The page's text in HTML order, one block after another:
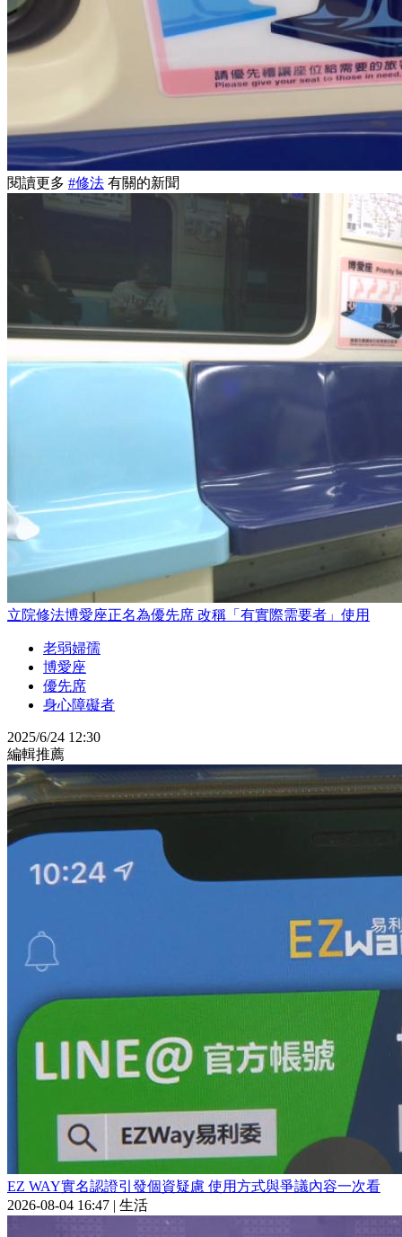
閱讀更多 #修法 有關的新聞
立院修法博愛座正名為優先席 改稱「有實際需要者」使用
老弱婦孺
博愛座
優先席
身心障礙者
2025/6/24 12:30
編輯推薦
EZ WAY實名認證引發個資疑慮 使用方式與爭議內容一次看
2026-08-04 16:47 | 生活